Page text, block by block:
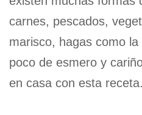
carnes, pescados,
marisco, hagas como
poco de esmero y
en casa con esta receta.